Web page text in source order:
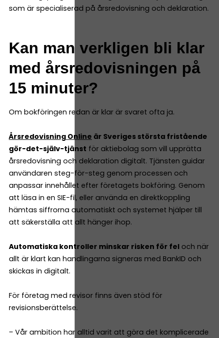
som är specialiserad på årsredovisning och deklaration.
Kan man verkligen bli klar
med årsredovisningen på
15 minuter?
Om bokföringen redan är klar är svaret ofta ja.
Årsredovisning Online är Sveriges största fristående
gör-det-själv-tjänst för aktiebolag som vill upprätta
årsredovisning och deklaration digitalt. Tjänsten guidar
användaren steg-för-steg genom processen och
anpassar innehållet efter företagets bokföring. Genom
att läsa in en SIE-fil, eller använda en direktkoppling
hämtas siffrorna automatiskt och systemet hjälper till
att säkerställa att allt hänger ihop.
Automatiska kontroller minskar risken för fel och när
allt är klart kan handlingarna signeras med BankID och
skickas in digitalt.
För företag med revisor finns även stöd för
revisionsberättelse.
– Vår ambition har alltid varit att göra det komplicerade